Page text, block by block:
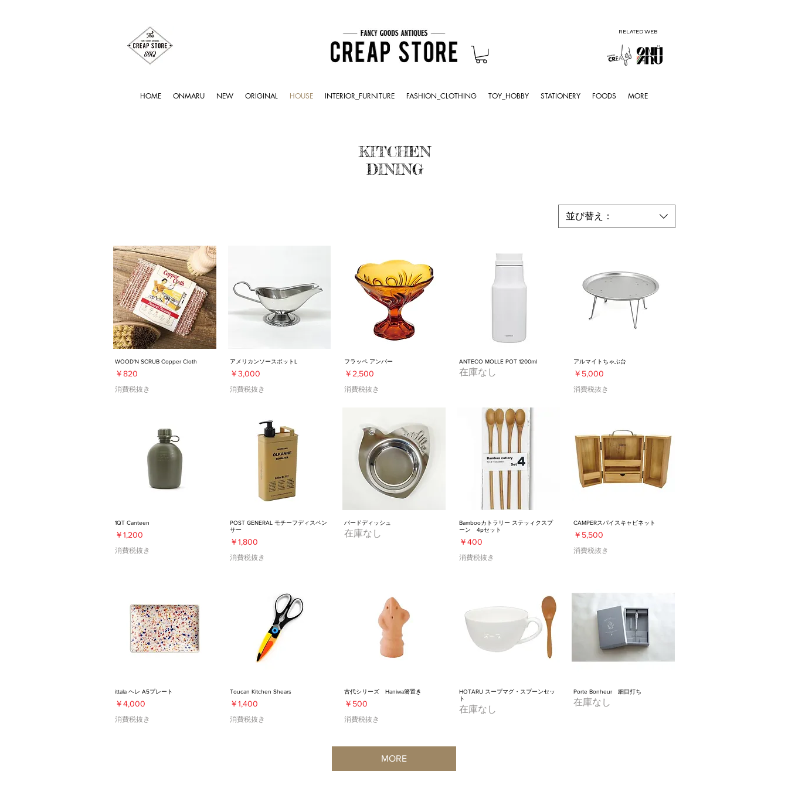
RELATED WEB
HOME ONMARU NEW ORIGINAL HOUSE INTERIOR_FURNITURE FASHION_CLOTHING TOY_HOBBY STATIONERY FOODS MORE
KITCHEN
DINING
並び替え：
WOOD'N SCRUB Copper Cloth
価格
￥820
消費税抜き
アメリカンソースポットL
価格
￥3,000
消費税抜き
フラッペ アンバー
価格
￥2,500
消費税抜き
ANTECO MOLLE POT 1200ml
在庫なし
アルマイトちゃぶ台
価格
￥5,000
消費税抜き
1QT Canteen
価格
￥1,200
消費税抜き
POST GENERAL モチーフディスペン
サー
価格
￥1,800
消費税抜き
バードディッシュ
在庫なし
Bambooカトラリー ステッィクスプ
ーン 4pセット
価格
￥400
消費税抜き
CAMPERスパイスキャビネット
価格
￥5,500
消費税抜き
ittala ヘレ A5プレート
価格
￥4,000
消費税抜き
Toucan Kitchen Shears
価格
￥1,400
消費税抜き
古代シリーズ Haniwa箸置き
価格
￥500
消費税抜き
HOTARU スープマグ・スプーンセッ
ト
在庫なし
Porte Bonheur 細目打ち
在庫なし
MORE